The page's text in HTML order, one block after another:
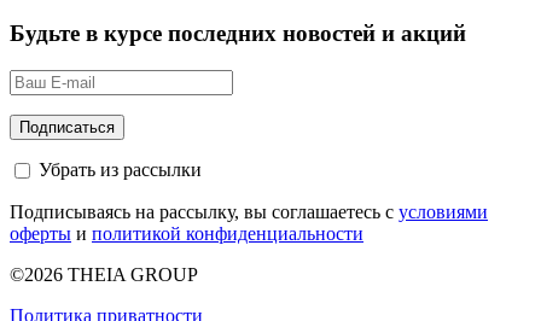
Будьте в курсе последних новостей и акций
Убрать из рассылки
Подписываясь на рассылку, вы соглашаетесь с условиями
оферты и политикой конфиденциальности
©2026 THEIA GROUP
Политика приватности